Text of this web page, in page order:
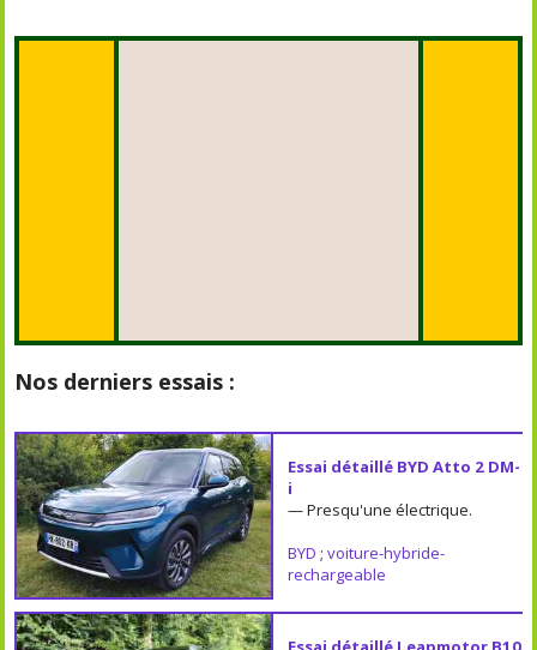
Nos derniers essais :
Essai détaillé BYD Atto 2 DM-
i
— Presqu'une électrique.
BYD ; voiture-hybride-
rechargeable